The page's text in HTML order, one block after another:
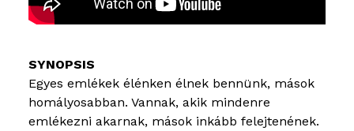
Egyes emlékek élénken élnek bennünk, mások
homályosabban. Vannak, akik mindenre
emlékezni akarnak, mások inkább felejtenének.